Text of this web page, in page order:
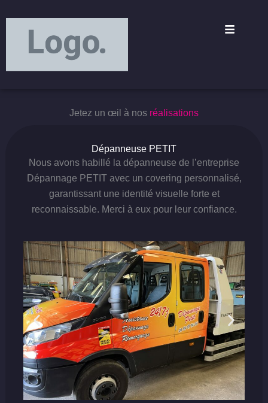
Jetez un œil à nos réalisations
Dépanneuse PETIT
Nous avons habillé la dépanneuse de l’entreprise
Dépannage PETIT avec un covering personnalisé,
garantissant une identité visuelle forte et
reconnaissable. Merci à eux pour leur confiance.